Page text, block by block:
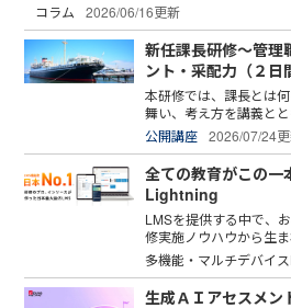
コラム
2026/06/16更新
新任課長研修～管理
ント・采配力（２日
本研修では、課長とは
舞い、考え方を講義と
公開講座 2026/07/24
全ての教育がこの
Lightning
LMSを提供する中で、
修実施ノウハウから生
多機能・マルチデバイ
生成ＡＩアセスメン